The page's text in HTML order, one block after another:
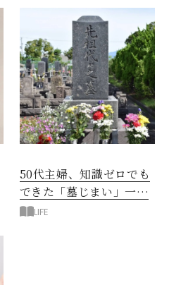
50代主婦、知識ゼロでも
できた「墓じまい」一つ
後悔したのは、ある順
LIFE